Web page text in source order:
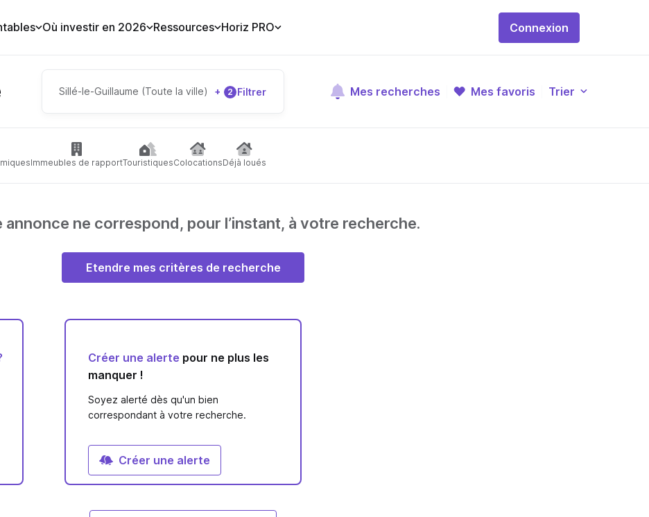
Où investir en 2026 Ressources Horiz PRO Connexion
Sillé-le-Guillaume (Toute la ville) + 2 Filtrer Mes recherches Mes favoris Trier
Immeubles de rapportTouristiquesColocationsDéjà loués
annonce ne correspond, pour l’instant, à votre recherche.
Etendre mes critères de recherche
Créer une alerte pour ne plus les
manquer !
Soyez alerté dès qu'un bien
correspondant à votre recherche.
Créer une alerte